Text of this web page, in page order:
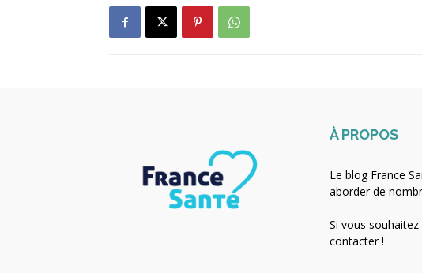
À PROPOS
Le blog France
aborder de
Si vous
contacter !